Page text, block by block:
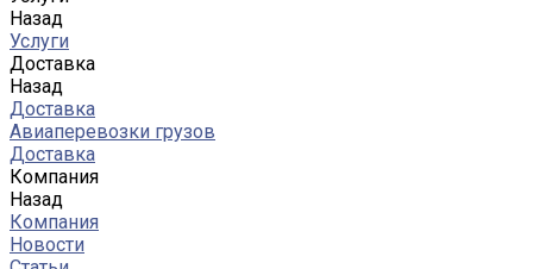
Назад
Услуги
Доставка
Назад
Доставка
Авиаперевозки грузов
Доставка
Компания
Назад
Компания
Новости